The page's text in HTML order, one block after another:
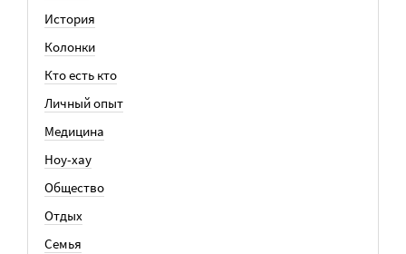
История
Колонки
Кто есть кто
Личный опыт
Медицина
Ноу-хау
Общество
Отдых
Семья